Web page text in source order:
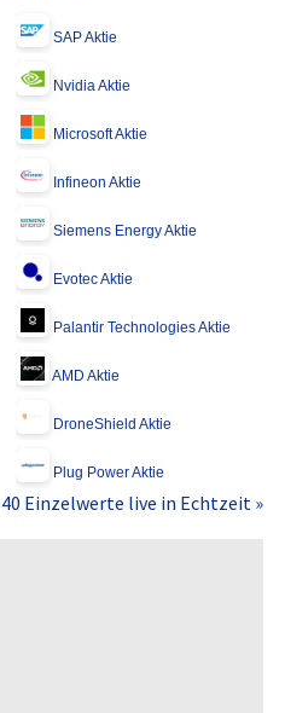
SAP Aktie
Nvidia Aktie
Microsoft Aktie
Infineon Aktie
Siemens Energy Aktie
Evotec Aktie
Palantir Technologies Aktie
AMD Aktie
DroneShield Aktie
Plug Power Aktie
Einzelwerte live in Echtzeit »